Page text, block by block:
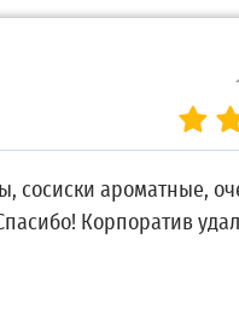
сосиски ароматные,
Корпоратив